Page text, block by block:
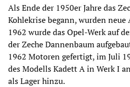
Als Ende der 1950er Jahre das
Kohlekrise begann, wurden neue
1962 wurde das Opel-Werk auf
der Zeche Dannenbaum
1962 Motoren gefertigt, im Juli
des Modells Kadett A in Werk I
als Lager hinzu.